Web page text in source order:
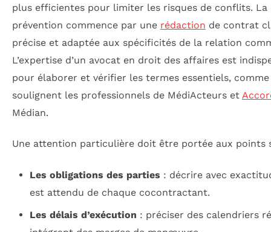
plus efficientes pour limiter les risques de conflits. La
prévention commence par une rédaction de contrat
précise et adaptée aux spécificités de la relation
L’expertise d’un avocat en droit des affaires est
pour élaborer et vérifier les termes essentiels,
soulignent les professionnels de MédiActeurs et
Médian.
Une attention particulière doit être portée aux points
Les obligations des parties : décrire avec
est attendu de chaque cocontractant.
Les délais d’exécution : préciser des calendriers